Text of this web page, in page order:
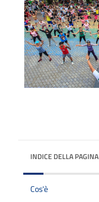
INDICE DELLA PAGINA
Cos'è